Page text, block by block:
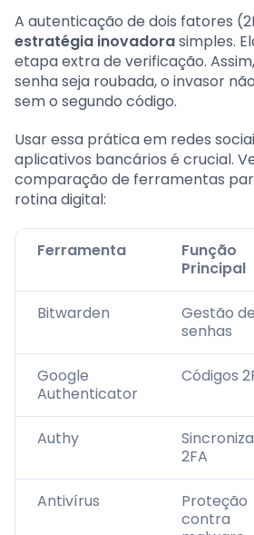
A autenticação de dois fatores
estratégia inovadorasimples.
etapa extra de verificação.
senha seja roubada, o invasor
sem o segundo código.
Usar essa prática em redes
aplicativos bancários é crucial.
comparação de ferramentas
rotina digital:
Ferramenta
Função
Principal
Bitwarden
Gestão de
senhas
Google
Authenticator
Códigos
Authy
2FA
Antivírus
Proteção
contra